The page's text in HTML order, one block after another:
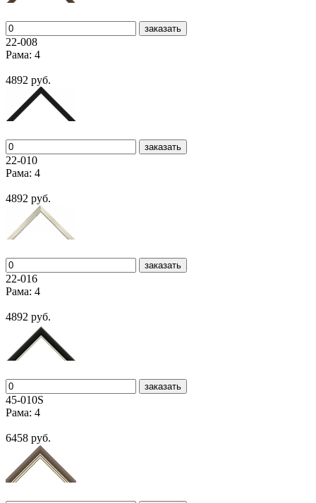
заказать
22-008
Рама: 4
4892 руб.
заказать
22-010
Рама: 4
4892 руб.
заказать
22-016
Рама: 4
4892 руб.
заказать
45-010S
Рама: 4
6458 руб.